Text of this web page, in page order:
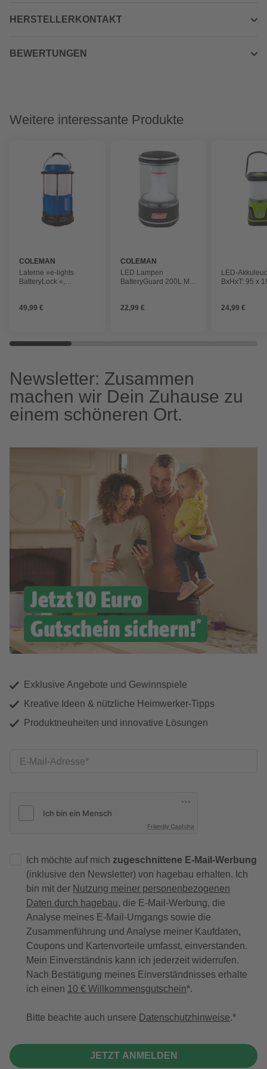
HERSTELLERKONTAKT
BEWERTUNGEN
Weitere interessante Produkte
COLEMAN
Laterne »e-lights
BatteryLock «,
49,99 €
COLEMAN
LED Lampen
BatteryGuard 200L Mini
22,99 €
LED-
BxHxT: 95 x
24,99 €
Newsletter: Zusammen
machen wir Dein Zuhause zu
einem schöneren Ort.
Exklusive Angebote und Gewinnspiele
Kreative Ideen & nützliche Heimwerker-Tipps
Produktneuheiten und innovative Lösungen
E-Mail-Adresse
Friendly Captcha
Ich möchte auf mich zugeschnittene E-Mail-Werbung
(inklusive den Newsletter) von hagebau erhalten. Ich
bin mit der Nutzung meiner personenbezogenen
Daten durch hagebau, die E-Mail-Werbung, die
Analyse meines E-Mail-Umgangs sowie die
Zusammenführung und Analyse meiner Kaufdaten,
Coupons und Kartenvorteile umfasst, einverstanden.
Mein Einverständnis kann ich jederzeit widerrufen.
Nach Bestätigung meines Einverständnisses erhalte
ich einen 10 € Willkommensgutschein*.
Bitte beachte auch unsere Datenschutzhinweise.
JETZT ANMELDEN